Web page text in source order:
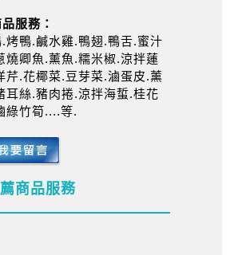
服務：
.烤鴨.鹹水雞.鴨翅.鴨舌.蜜汁
燒卿魚.薰魚.糯米椒.涼拌蓮
芹.花椰菜.豆芽菜.滷蛋皮.薰
耳絲.豬肉捲.涼拌海蜇.桂花
綠竹筍....等.
商品服務